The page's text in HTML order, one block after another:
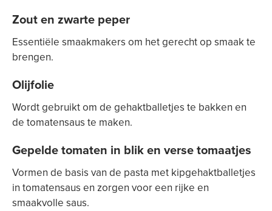
Zout en zwarte peper
Essentiële smaakmakers om het gerecht op smaak te
brengen.
Olijfolie
Wordt gebruikt om de gehaktballetjes te bakken en
de tomatensaus te maken.
Gepelde tomaten in blik en verse tomaatjes
Vormen de basis van de pasta met kipgehaktballetjes
in tomatensaus en zorgen voor een rijke en
smaakvolle saus.